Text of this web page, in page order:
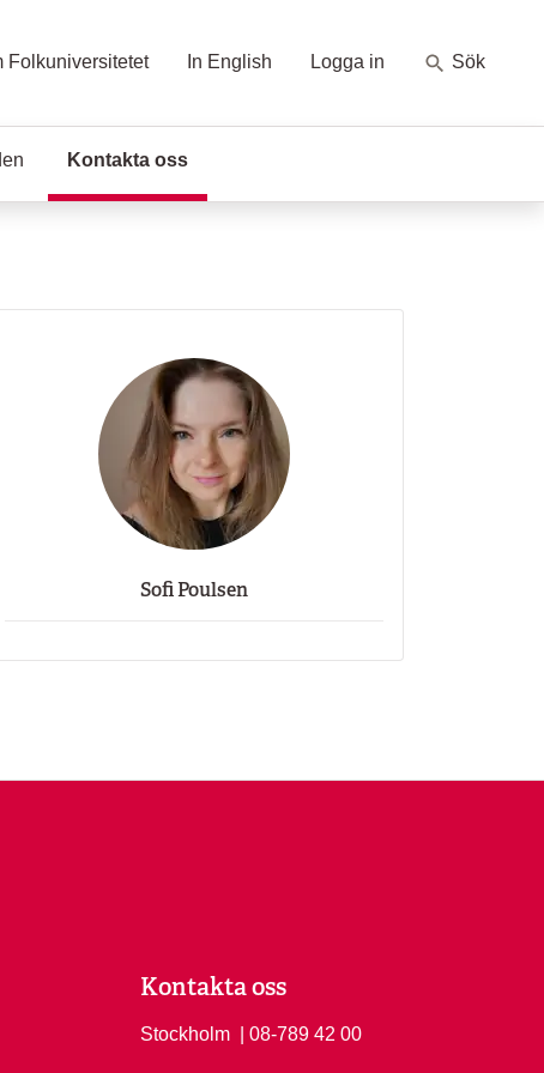
Folkuniversitetet In English Logga in Sök
Kontakta oss
Sofi Poulsen
Kontakta oss
Stockholm Ring Stockholm på
| 08-789 42 00